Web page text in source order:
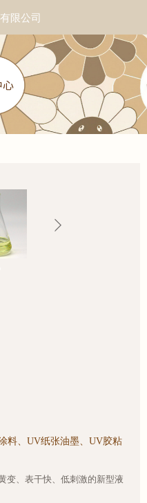
限公司
料、UV纸张油墨、UV胶粘
变、表干快、低刺激的新型液